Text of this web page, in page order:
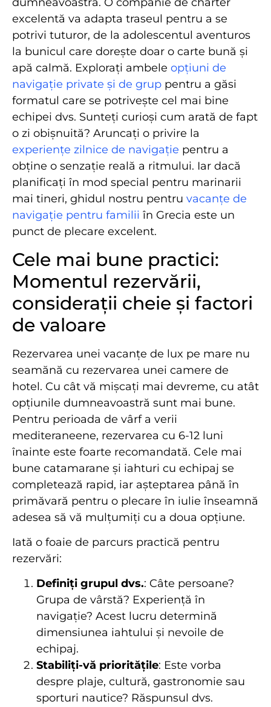
excelentă va adapta traseul pentru a se
potrivi tuturor, de la adolescentul aventuros
la bunicul care dorește doar o carte bună și
apă calmă. Explorați ambele opțiuni de
navigație private și de grup pentru a găsi
formatul care se potrivește cel mai bine
echipei dvs. Sunteți curioși cum arată de fapt
o zi obișnuită? Aruncați o privire la
experiențe zilnice de navigație pentru a
obține o senzație reală a ritmului. Iar dacă
planificați în mod special pentru marinarii
mai tineri, ghidul nostru pentru vacanțe de
navigație pentru familii în Grecia este un
punct de plecare excelent.
Cele mai bune practici:
Momentul rezervării,
considerații cheie și factori
de valoare
Rezervarea unei vacanțe de lux pe mare nu
seamănă cu rezervarea unei camere de
hotel. Cu cât vă mișcați mai devreme, cu atât
opțiunile dumneavoastră sunt mai bune.
Pentru perioada de vârf a verii
mediteraneene, rezervarea cu 6-12 luni
înainte este foarte recomandată. Cele mai
bune catamarane și iahturi cu echipaj se
completează rapid, iar așteptarea până în
primăvară pentru o plecare în iulie înseamnă
adesea să vă mulțumiți cu a doua opțiune.
Iată o foaie de parcurs practică pentru
rezervări:
Definiți grupul dvs.: Câte persoane?
Grupa de vârstă? Experiență în
navigație? Acest lucru determină
dimensiunea iahtului și nevoile de
echipaj.
Stabiliți-vă prioritățile: Este vorba
despre plaje, cultură, gastronomie sau
sporturi nautice? Răspunsul dvs.